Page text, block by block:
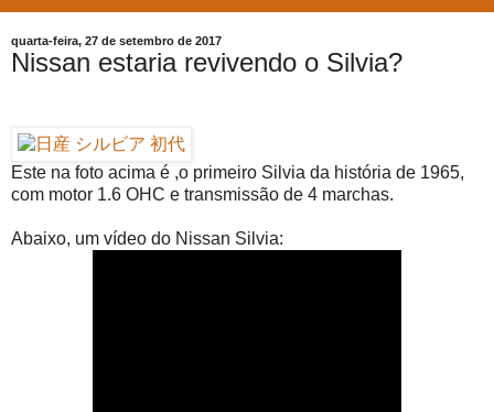
quarta-feira, 27 de setembro de 2017
Nissan estaria revivendo o Silvia?
Este na foto acima é ,o primeiro Silvia da história de 1965,
com motor 1.6 OHC e transmissão de 4 marchas.
Abaixo, um vídeo do Nissan Silvia: